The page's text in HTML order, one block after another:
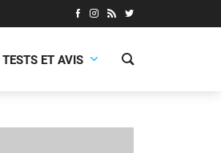
TESTS ET AVIS